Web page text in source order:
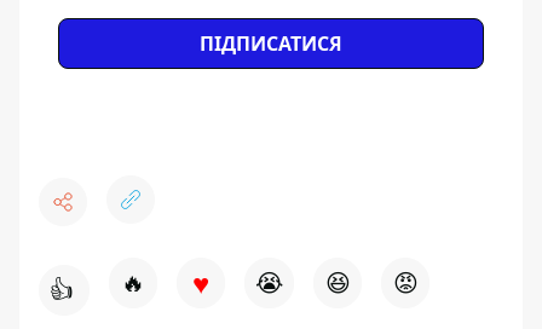
ПІДПИСАТИСЯ
👍 🔥 ♥ 😭 😆 😡